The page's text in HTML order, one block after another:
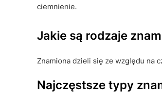
ciemnienie.
Jakie są rodzaje
Znamiona dzieli się ze względu na
Najczęstsze typy